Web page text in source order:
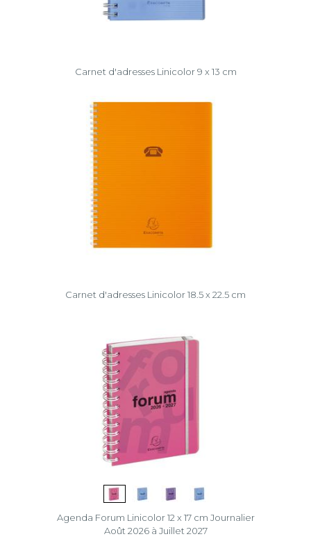
Carnet d'adresses Linicolor 9 x 13 cm
Carnet d'adresses Linicolor 18.5 x 22.5 cm
Agenda Forum Linicolor 12 x 17 cm Journalier
Août 2026 à Juillet 2027